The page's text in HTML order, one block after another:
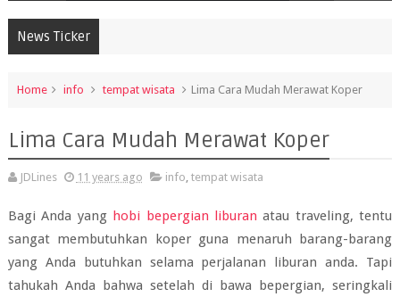
News Ticker
Home info tempat wisata Lima Cara Mudah Merawat Koper
Lima Cara Mudah Merawat Koper
JDLines 11 years ago info, tempat wisata
Bagi Anda yang hobi bepergian liburan atau traveling, tentu
sangat membutuhkan koper guna menaruh barang-barang
yang Anda butuhkan selama perjalanan liburan anda. Tapi
tahukah Anda bahwa setelah di bawa bepergian, seringkali